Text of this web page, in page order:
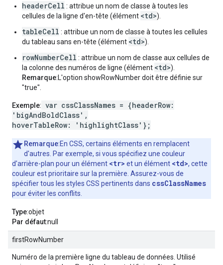
headerCell : attribue un nom de classe à toutes les
cellules de la ligne d'en-tête (élément <td>).
tableCell : attribue un nom de classe à toutes les cellules
du tableau sans en-tête (élément <td>).
rowNumberCell : attribue un nom de classe aux cellules de
la colonne des numéros de ligne (élément <td>).
Remarque:L'option showRowNumber doit être définie sur
"true".
Exemple: var cssClassNames = {headerRow:
'bigAndBoldClass',
hoverTableRow: 'highlightClass'};
Remarque:En CSS, certains éléments en remplacent
d'autres. Par exemple, si vous spécifiez une couleur
d'arrière-plan pour un élément <tr> et un élément <td>, cette
couleur est prioritaire sur la première. Assurez-vous de
spécifier tous les styles CSS pertinents dans cssClassNames
pour éviter les conflits.
Type:objet
Par défaut:null
firstRowNumber
Numéro de la première ligne du tableau de données. Utilisé